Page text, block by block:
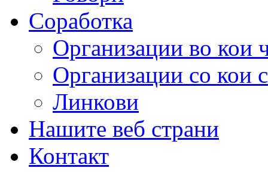
Соработка
Организации во кои
Организации со кои
Линкови
Нашите веб страни
Контакт